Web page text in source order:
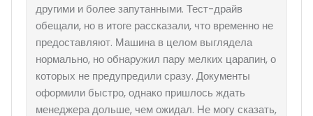
другими и более запутанными. Тест-драйв
обещали, но в итоге рассказали, что временно не
предоставляют. Машина в целом выглядела
нормально, но обнаружил пару мелких царапин, о
которых не предупредили сразу. Документы
оформили быстро, однако пришлось ждать
менеджера дольше, чем ожидал. Не могу сказать,